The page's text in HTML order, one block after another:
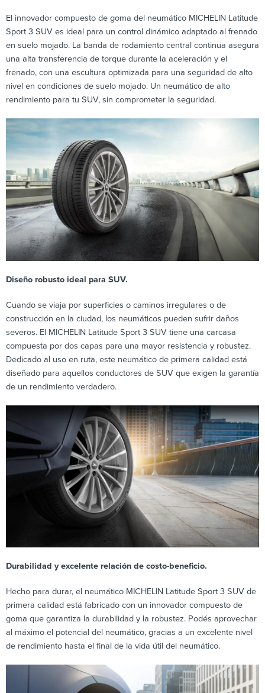
El innovador compuesto de goma del neumático MICHELIN Latitude
Sport 3 SUV es ideal para un control dinámico adaptado al frenado
en suelo mojado. La banda de rodamiento central continua asegura
una alta transferencia de torque durante la aceleración y el
frenado, con una escultura optimizada para una seguridad de alto
nivel en condiciones de suelo mojado. Un neumático de alto
rendimiento para tu SUV, sin comprometer la seguridad.
Diseño robusto ideal para SUV.
Cuando se viaja por superficies o caminos irregulares o de
construcción en la ciudad, los neumáticos pueden sufrir daños
severos. El MICHELIN Latitude Sport 3 SUV tiene una carcasa
compuesta por dos capas para una mayor resistencia y robustez.
Dedicado al uso en ruta, este neumático de primera calidad está
diseñado para aquellos conductores de SUV que exigen la garantía
de un rendimiento verdadero.
Durabilidad y excelente relación de costo-beneficio.
Hecho para durar, el neumático MICHELIN Latitude Sport 3 SUV de
primera calidad está fabricado con un innovador compuesto de
goma que garantiza la durabilidad y la robustez. Podés aprovechar
al máximo el potencial del neumático, gracias a un excelente nivel
de rendimiento hasta el final de la vida útil del neumático.